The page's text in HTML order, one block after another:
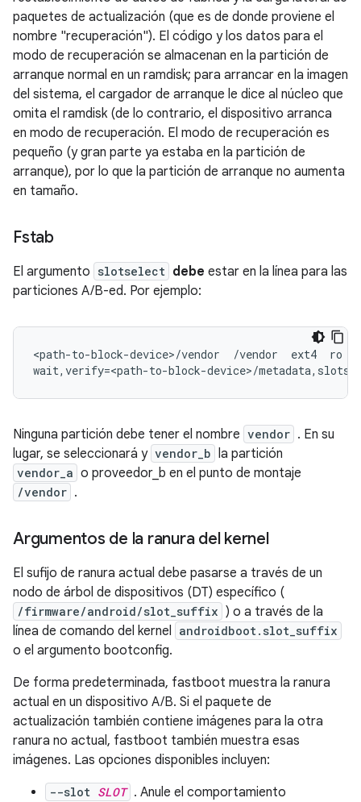
paquetes de actualización (que es de donde proviene el
nombre "recuperación"). El código y los datos para el
modo de recuperación se almacenan en la partición de
arranque normal en un ramdisk; para arrancar en la imagen
del sistema, el cargador de arranque le dice al núcleo que
omita el ramdisk (de lo contrario, el dispositivo arranca
en modo de recuperación. El modo de recuperación es
pequeño (y gran parte ya estaba en la partición de
arranque), por lo que la partición de arranque no aumenta
en tamaño.
Fstab
El argumento slotselect debe estar en la línea para las
particiones A/B-ed. Por ejemplo:
<path-to-block-device>/vendor  /vendor  ext4  ro
Ninguna partición debe tener el nombre vendor . En su
lugar, se seleccionará y vendor_b la partición
vendor_a o proveedor_b en el punto de montaje
/vendor .
Argumentos de la ranura del kernel
El sufijo de ranura actual debe pasarse a través de un
nodo de árbol de dispositivos (DT) específico (
/firmware/android/slot_suffix ) o a través de la
línea de comando del kernel
androidboot.slot_suffix
o el argumento bootconfig.
De forma predeterminada, fastboot muestra la ranura
actual en un dispositivo A/B. Si el paquete de
actualización también contiene imágenes para la otra
ranura no actual, fastboot también muestra esas
imágenes. Las opciones disponibles incluyen:
--slot SLOT . Anule el comportamiento